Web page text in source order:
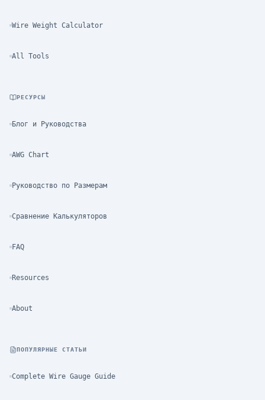
Wire Weight Calculator
All Tools
РЕСУРСЫ
Блог и Руководства
AWG Chart
Руководство по Размерам
Сравнение Калькуляторов
FAQ
Resources
About
ПОПУЛЯРНЫЕ СТАТЬИ
Complete Wire Gauge Guide